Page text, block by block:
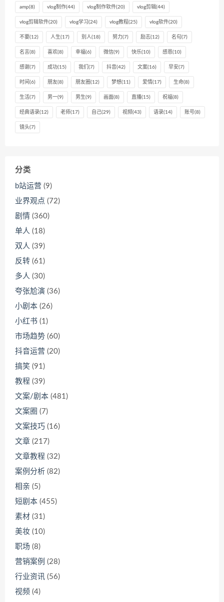
amp(8) vlog制作(44) vlog制作软件(20) vlog剪辑(44)
vlog剪辑软件(20) vlog学习(24) vlog教程(25) vlog软件(20)
不要(12) 人生(17) 别人(18) 努力(7) 励志(12) 名句(7)
名言 (8) 喜欢(8) 幸福(6) 微信(9) 快乐(10) 感恩(10)
感谢(7) 成功(15) 我们 (7) 抖音(42) 文案(16) 早安(7)
时间 (6) 朋友(8) 朋友圈 (12) 梦想(11) 爱情(17) 生命(8)
生活(7) 男一(9) 男生(9) 画面(8) 直播(15) 祝福(8)
经典语录(12) 老师(17) 自己(29) 视频(43) 语录(14) 账号(8)
镜头(7)
分类
b站运营 (9)
业界观点 (72)
剧情 (360)
单人 (18)
双人 (39)
反转 (61)
多人 (30)
夸张尬演 (36)
小剧本 (26)
小红书 (1)
市场趋势 (60)
抖音运营 (20)
搞笑 (91)
教程 (39)
文案/剧本 (481)
文案圈 (7)
文案技巧 (16)
文章 (217)
文章教程 (32)
案例分析 (82)
相亲 (5)
短剧本 (455)
素材 (31)
美妆 (10)
职场 (8)
营销案例 (28)
行业资讯 (56)
视频 (4)